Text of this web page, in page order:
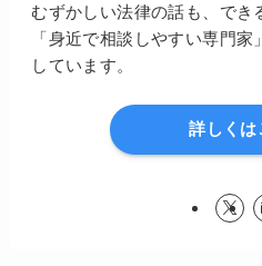
むずかしい法律の話も、でき
「身近で相談しやすい専門
しています。
詳しくは